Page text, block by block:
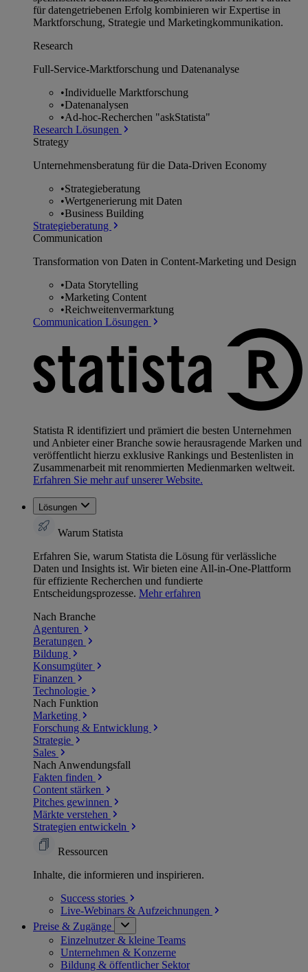
für datengetriebenen Erfolg kombinieren wir Expertise in
Marktforschung, Strategie und Marketingkommunikation.
Research
Full-Service-Marktforschung und Datenanalyse
•Individuelle Marktforschung
•Datenanalysen
•Ad-hoc-Recherchen "askStatista"
Research Lösungen
Strategy
Unternehmens­beratung für die Data-Driven Economy
•Strategieberatung
•Wertgenerierung mit Daten
•Business Building
Strategieberatung
Communication
Transformation von Daten in Content-Marketing und Design
•Data Storytelling
•Marketing Content
•Reichweitenvermarktung
Communication Lösungen
Statista R identifiziert und prämiert die besten Unternehmen
und Anbieter einer Branche sowie herausragende Marken und
veröffentlicht hierzu exklusive Rankings und Bestenlisten in
Zusammenarbeit mit renommierten Medienmarken weltweit.
Erfahren Sie mehr auf unserer Website.
Lösungen
Warum Statista
Erfahren Sie, warum Statista die Lösung für verlässliche
Daten und Insights ist. Wir bieten eine All-in-One-Plattform
für effiziente Recherchen und fundierte
Entscheidungsprozesse. Mehr erfahren
Nach Branche
Agenturen
Beratungen
Bildung
Konsumgüter
Finanzen
Technologie
Nach Funktion
Marketing
Forschung & Entwicklung
Strategie
Sales
Nach Anwendungsfall
Fakten finden
Content stärken
Pitches gewinnen
Märkte verstehen
Strategien entwickeln
Ressourcen
Inhalte, die informieren und inspirieren.
Success stories
Live-Webinars & Aufzeichnungen
Preise & Zugänge
Einzelnutzer & kleine Teams
Unternehmen & Konzerne
Bildung & öffentlicher Sektor